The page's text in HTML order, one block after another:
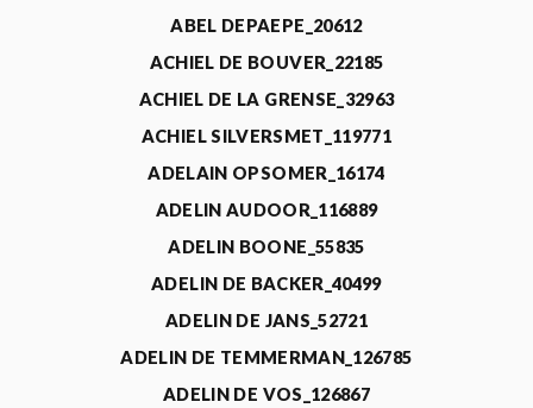
ABEL DEPAEPE_20612
ACHIEL DE BOUVER_22185
ACHIEL DE LA GRENSE_32963
ACHIEL SILVERSMET_119771
ADELAIN OPSOMER_16174
ADELIN AUDOOR_116889
ADELIN BOONE_55835
ADELIN DE BACKER_40499
ADELIN DE JANS_52721
ADELIN DE TEMMERMAN_126785
ADELIN DE VOS_126867